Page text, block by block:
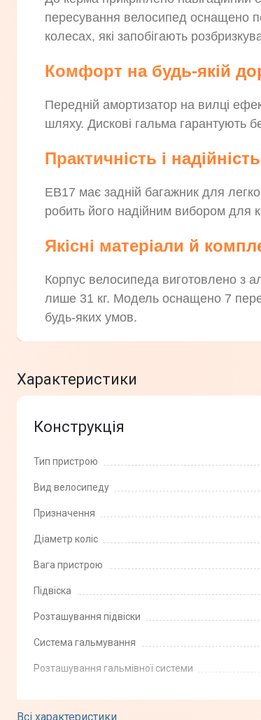
пересування велосипед оснащено
колесах, які запобігають
Комфорт на будь-якій
Передній амортизатор на вилці
шляху. Дискові гальма гарантують
Практичність і надійність
EB17 має задній багажник для
робить його надійним вибором для
Якісні матеріали й
Корпус велосипеда виготовлено з
лише 31 кг. Модель оснащено 7
будь-яких умов.
Характеристики
Всі характеристики
Конструкція
Тип пристрою
Вид велосипеду
Призначення
Діаметр коліс
Вага пристрою
Підвіска
Розташування підвіски
Система гальмування
Розташування гальмівної системи